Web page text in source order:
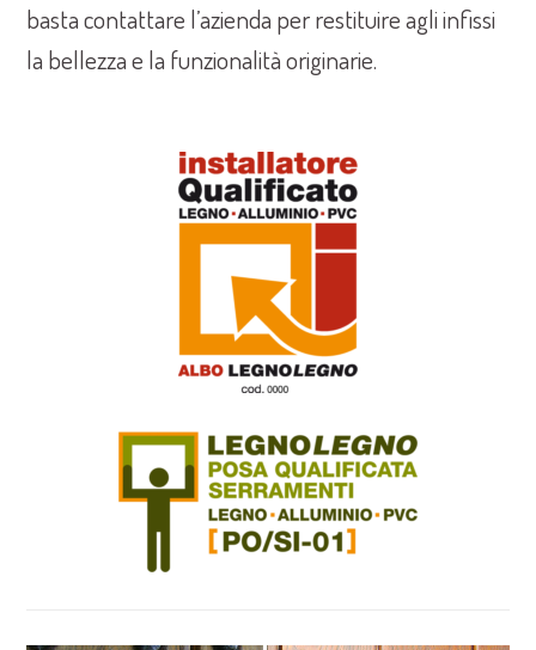
basta contattare l’azienda per restituire agli infissi
la bellezza e la funzionalità originarie.